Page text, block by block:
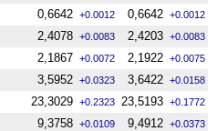
0,6642 +0.0012 0,6642 +0.0012
2,4078 +0.0083 2,4203 +0.0083
2,1867 +0.0072 2,1922 +0.0075
3,5952 +0.0323 3,6422 +0.0158
23,3029 +0.2323 23,5193 +0.1772
9,3758 +0.0109 9,4912 +0.0373